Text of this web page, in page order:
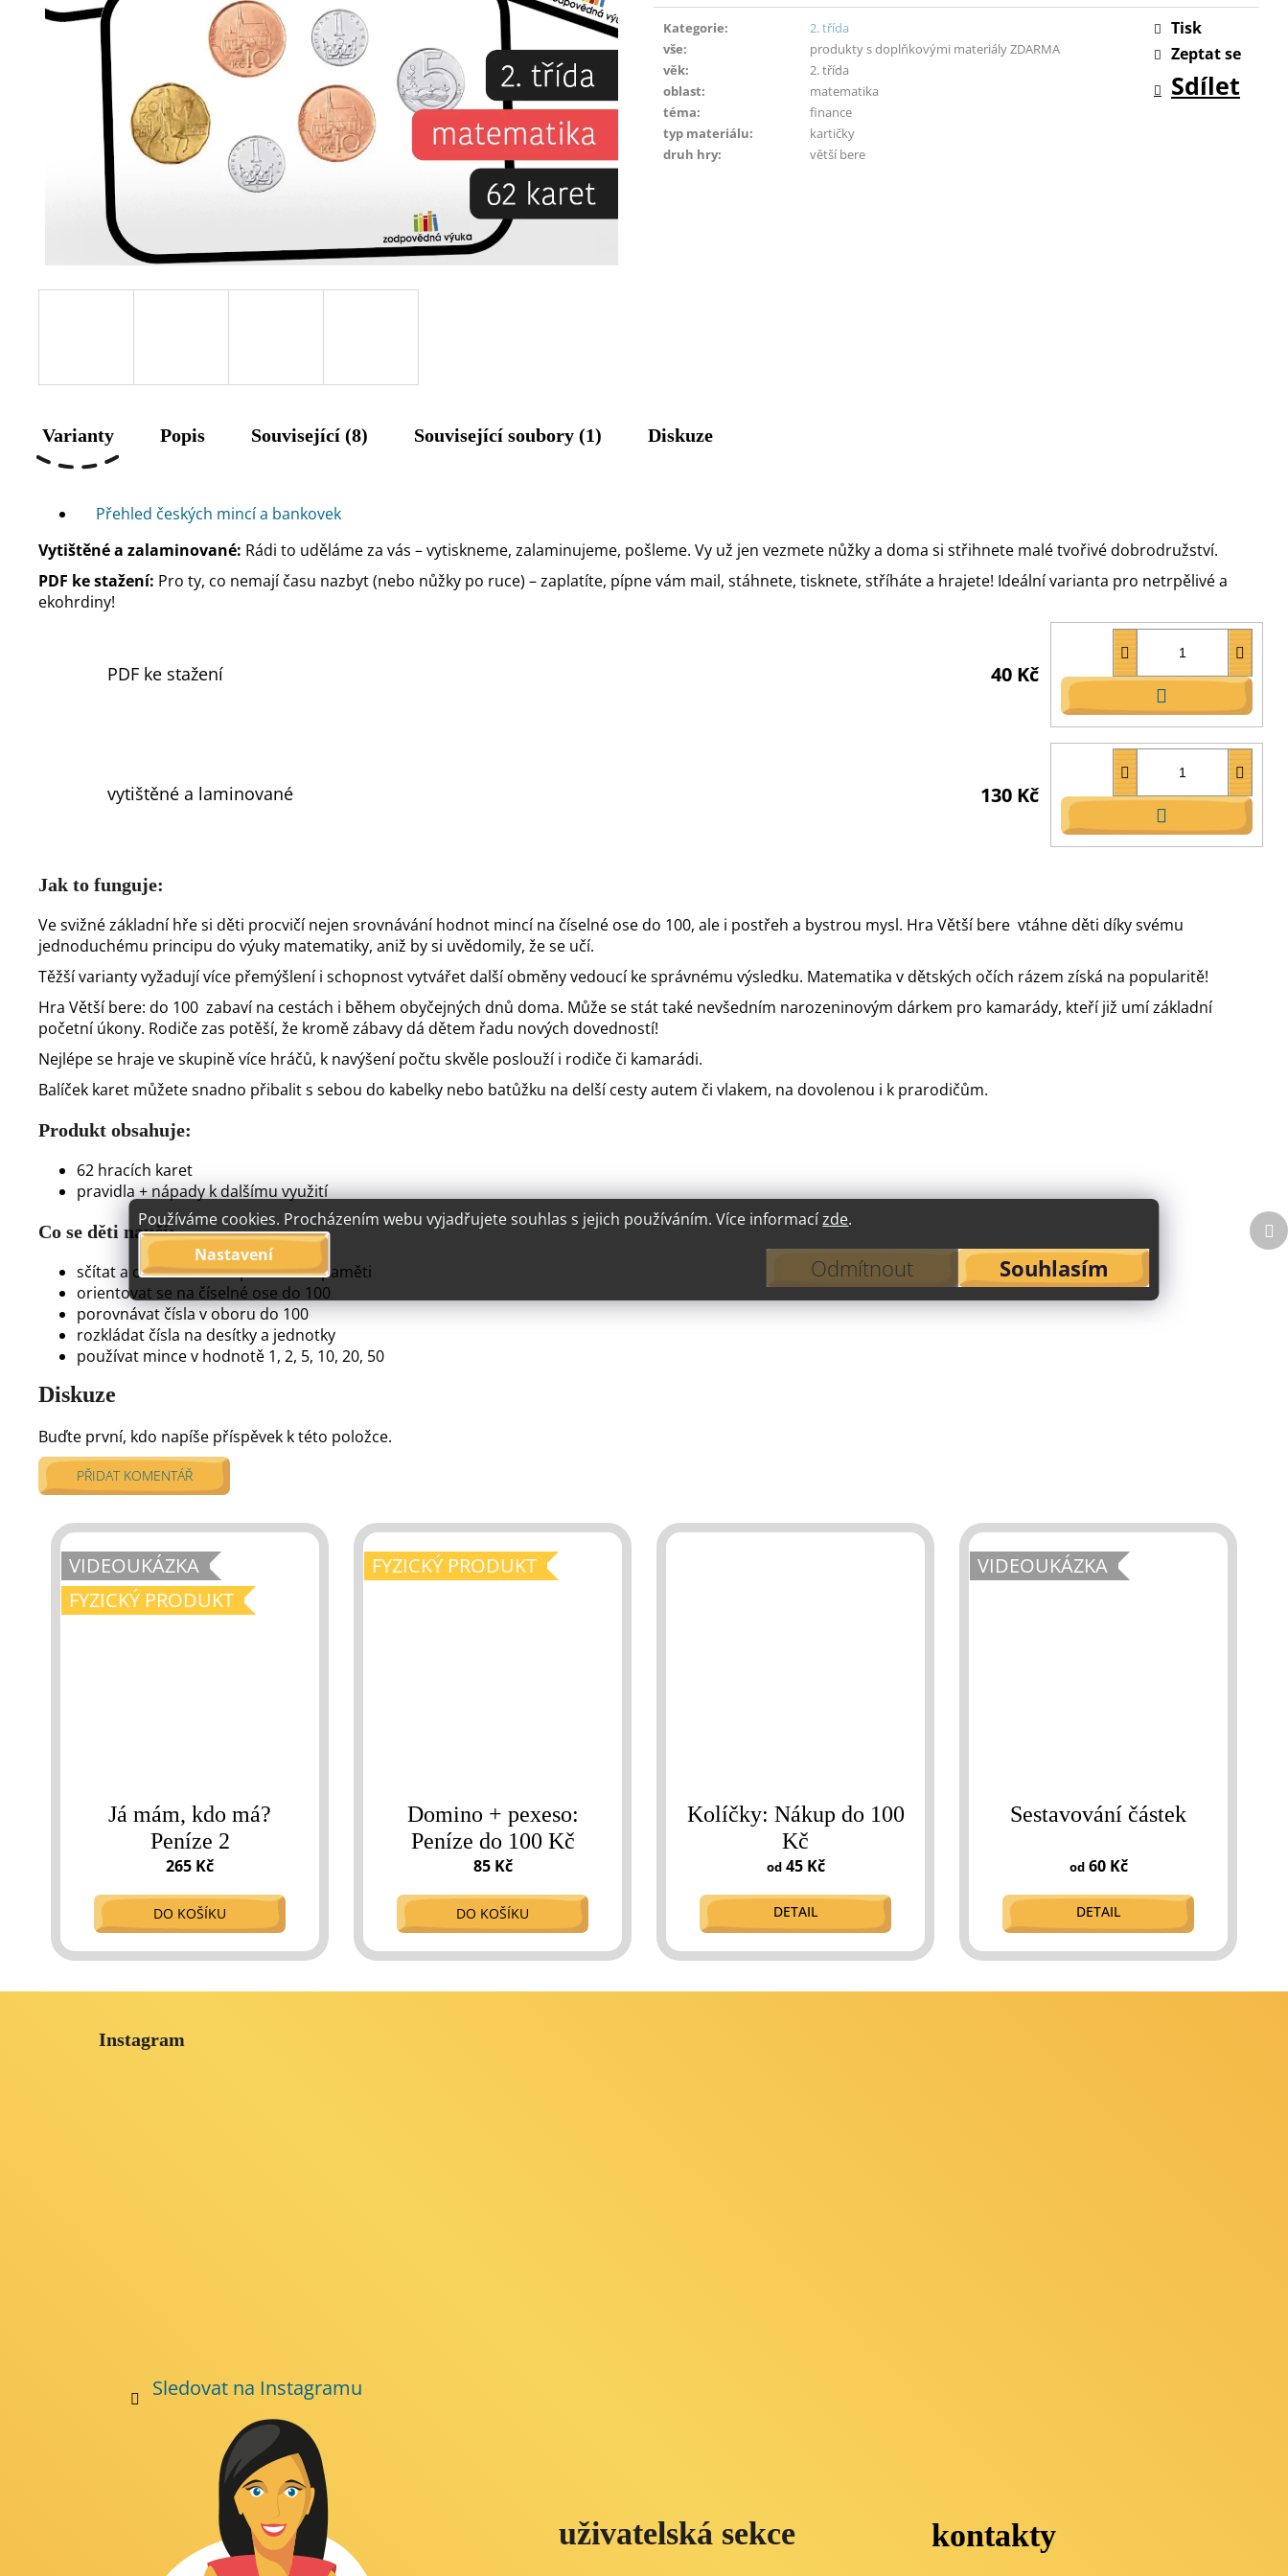
Používáme cookies. Procházením webu vyjadřujete souhlas s jejich používáním. Více informacízde.
Nastavení
Odmítnout Souhlasím
Měrná
cena:
Kategorie:
2. třída
vše:
produkty s doplňkovými materiály ZDARMA
věk:
2. třída
oblast:
matematika
téma:
finance
typ materiálu:
kartičky
druh hry: větší bere
Tisk
Zeptat se
Sdílet
Varianty Popis Související (8) Související soubory (1) Diskuze
Vytištěné a zalaminované: Rádi to uděláme za vás – vytiskneme, zalaminujeme, pošleme. Vy už jen vezmete nůžky a doma si střihnete malé tvořivé dobrodružství.
PDF ke stažení: Pro ty, co nemají času nazbyt (nebo nůžky po ruce) – zaplatíte, pípne vám mail, stáhnete, tisknete, stříháte a hrajete! Ideální varianta pro netrpělivé a
ekohrdiny!
PDF ke stažení 40 Kč
DO
KOŠÍKU
vytištěné a laminované 130 Kč
DO
KOŠÍKU
Jak to funguje:
Ve svižné základní hře si děti procvičí nejen srovnávání hodnot mincí na číselné ose do 100, ale i postřeh a bystrou mysl. Hra Větší bere vtáhne děti díky svému
jednoduchému principu do výuky matematiky, aniž by si uvědomily, že se učí.
Těžší varianty vyžadují více přemýšlení i schopnost vytvářet další obměny vedoucí ke správnému výsledku. Matematika v dětských očích rázem získá na popularitě!
Hra Větší bere: do 100 zabaví na cestách i během obyčejných dnů doma. Může se stát také nevšedním narozeninovým dárkem pro kamarády, kteří již umí základní
početní úkony. Rodiče zas potěší, že kromě zábavy dá dětem řadu nových dovedností!
Nejlépe se hraje ve skupině více hráčů, k navýšení počtu skvěle poslouží i rodiče či kamarádi.
Balíček karet můžete snadno přibalit s sebou do kabelky nebo batůžku na delší cesty autem či vlakem, na dovolenou i k prarodičům.
Produkt obsahuje:
62 hracích karet
pravidla + nápady k dalšímu využití
Co se děti naučí:
sčítat a odčítat do 100 písemně i zpaměti
orientovat se na číselné ose do 100
porovnávat čísla v oboru do 100
rozkládat čísla na desítky a jednotky
používat mince v hodnotě 1, 2, 5, 10, 20, 50
VIDEOUKÁZKA
FYZICKÝ PRODUKT
Já mám, kdo má?
Peníze 2
265 Kč
DO KOŠÍKU
FYZICKÝ PRODUKT
Domino + pexeso:
Peníze do 100 Kč
85 Kč
DO KOŠÍKU
Kolíčky: Nákup do 100
Kč
od45 Kč
DETAIL
VIDEOUKÁZKA
Sestavování částek
od60 Kč
DETAIL
Přehled českých mincí a bankovek
Diskuze
Buďte první, kdo napíše příspěvek k této položce.
PŘIDAT KOMENTÁŘ
Instagram
Sledovat na Instagramu
uživatelská sekce kontakty